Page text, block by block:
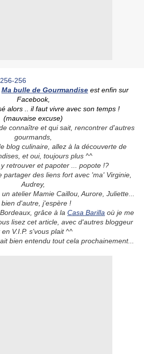
Ma bulle de Gourmandise est enfin sur
Facebook,
alors .. il faut vivre avec son temps !
(mauvaise excuse)
connaître et qui sait, rencontrer d'autres
gourmands,
blog culinaire, allez à la découverte de
et oui, toujours plus ^^
retrouver et papoter ... popote !?
partager des liens fort avec 'ma' Virginie,
Audrey,
atelier Mamie Caillou, Aurore, Juliette...
bien d'autre, j'espère !
grâce à la Casa Barilla où je me
lisez cet article, avec d'autres bloggeur
en V.I.P. s'vous plait ^^
bien entendu tout cela prochainement...